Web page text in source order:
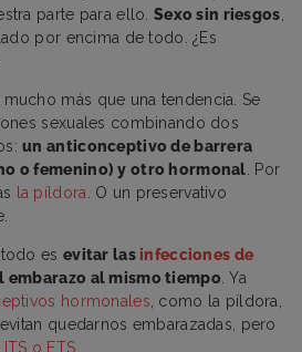
parte para ello. Sexo sin riesgos
por encima de todo. ¿Es
más que una tendencia. Se
sexuales combinando dos
un anticonceptivo de barrera
o femenino) y otro hormonal . Por
la píldora . O un preservativo
es evitar las infecciones de
embarazo al mismo tiempo . Ya
hormonales , como la píldora,
quedarnos embarazadas, pero
ITS o ETS